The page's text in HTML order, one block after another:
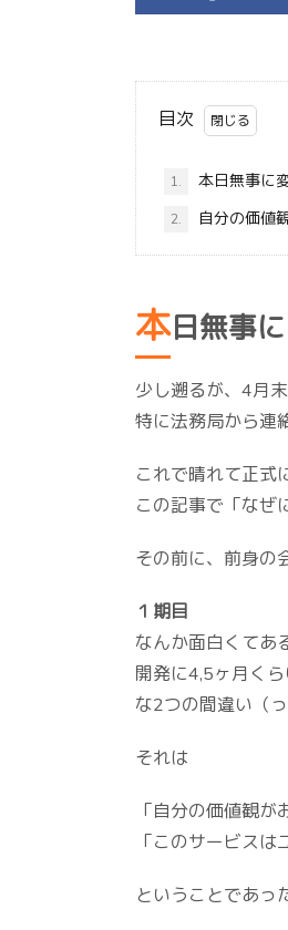
目次
1. 本日無事に
2. 自分の価値
本日無事
少し遡るが、4月
特に法務局から連
これで晴れて正式
この記事で「なぜ
その前に、前身の
１期目
なんか面白くてあ
開発に4,5ヶ月く
な2つの間違い（
それは
「自分の価値観が
「このサービスは
ということであっ